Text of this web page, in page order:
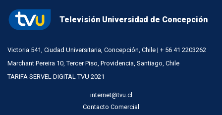
Televisión Universidad de Concepción
Victoria 541, Ciudad Universitaria, Concepción, Chile | + 56 41 2203262
Marchant Pereira 10, Tercer Piso, Providencia, Santiago, Chile
TARIFA SERVEL DIGITAL TVU 2021
internet@tvu.cl
Contacto Comercial